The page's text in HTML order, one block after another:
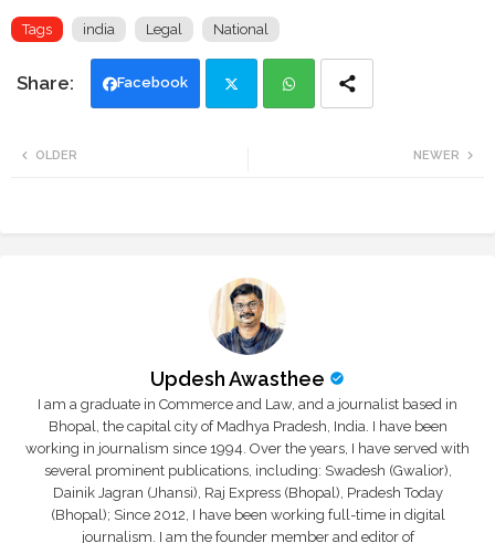
Tags india Legal National
Facebook
NEWER
OLDER
Updesh Awasthee
I am a graduate in Commerce and Law, and a journalist based in
Bhopal, the capital city of Madhya Pradesh, India. I have been
working in journalism since 1994. Over the years, I have served with
several prominent publications, including: Swadesh (Gwalior),
Dainik Jagran (Jhansi), Raj Express (Bhopal), Pradesh Today
(Bhopal); Since 2012, I have been working full-time in digital
journalism. I am the founder member and editor of